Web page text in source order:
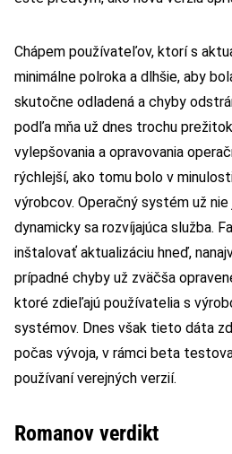
Chápem používateľov, ktorí s
minimálne polroka a dlhšie, aby
skutočne odladená a chyby
podľa mňa už dnes trochu
vylepšovania a opravovania
rýchlejší, ako tomu bolo v
výrobcov. Operačný systém už
dynamicky sa rozvíjajúca služba.
inštalovať aktualizáciu hneď,
prípadné chyby už zväčša
ktoré zdieľajú používatelia s
systémov. Dnes však tieto dáta
počas vývoja, v rámci beta
používaní verejných verzií.
Romanov verdikt